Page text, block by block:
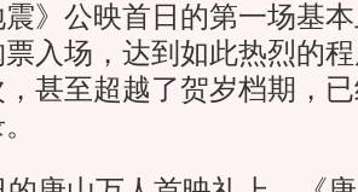
震》公映首日的第一场基
入场，达到如此热烈的
甚至超越了贺岁档期，